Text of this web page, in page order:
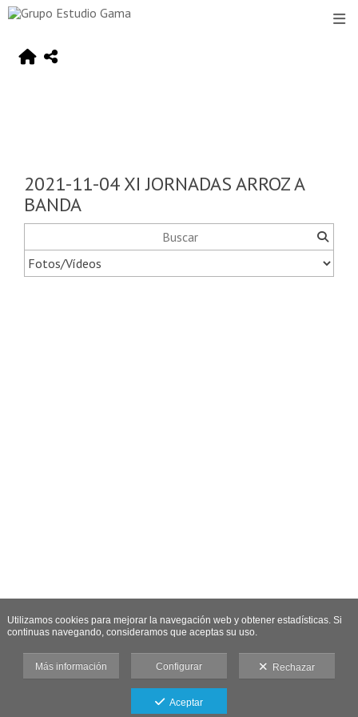
2021-11-04 XI JORNADAS ARROZ A
BANDA
Utilizamos cookies para mejorar la navegación web y obtener estadísticas. Si
continuas navegando, consideramos que aceptas su uso.
Más información Configurar Rechazar
Aceptar